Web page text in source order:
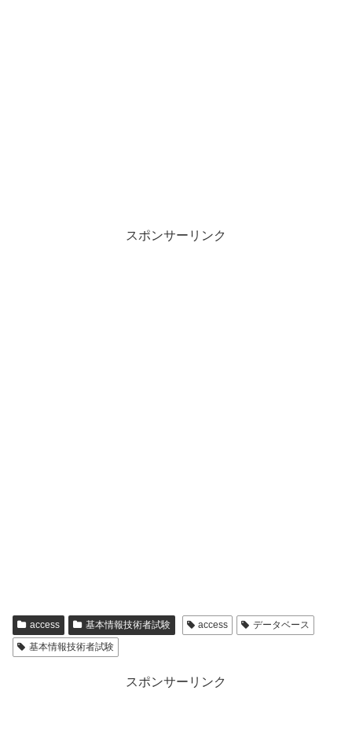
スポンサーリンク
access 基本情報技術者試験 access
データベース
基本情報技術者試験
スポンサーリンク